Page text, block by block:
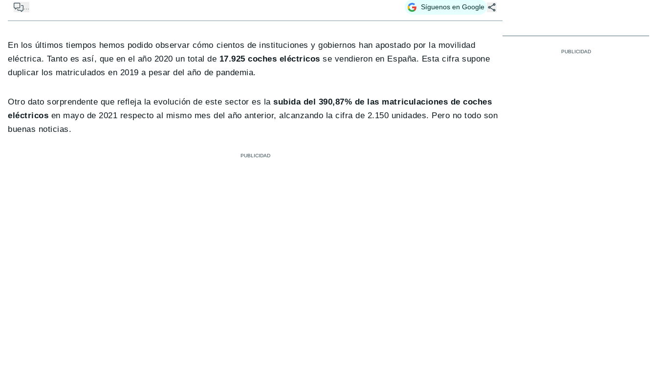
... Síguenos en Google
En los últimos tiempos hemos podido observar cómo cientos de instituciones y gobiernos han apostado por la movilidad
eléctrica. Tanto es así, que en el año 2020 un total de 17.925 coches eléctricos se vendieron en España. Esta cifra supone
duplicar los matriculados en 2019 a pesar del año de pandemia.
Otro dato sorprendente que refleja la evolución de este sector es lasubida del 390,87% de las matriculaciones de coches
eléctricos en mayo de 2021 respecto al mismo mes del año anterior, alcanzando la cifra de 2.150 unidades. Pero no todo son
buenas noticias.